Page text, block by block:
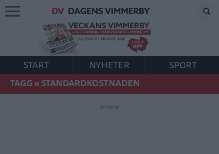
START NYHETER
SPORT
TAGG»STANDARDKOSTNADEN
Annons: